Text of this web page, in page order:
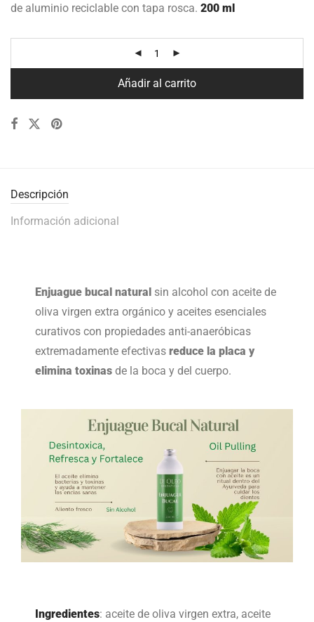
de aluminio reciclable con tapa rosca. 200 ml
Añadir al carrito
Descripción
Información adicional
Enjuague bucal natural sin alcohol con aceite de
oliva virgen extra orgánico y aceites esenciales
curativos con propiedades anti-anaeróbicas
extremadamente efectivas reduce la placa y
elimina toxinas de la boca y del cuerpo.
Ingredientes: aceite de oliva virgen extra, aceite